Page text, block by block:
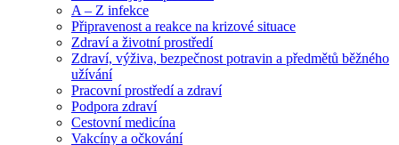
A – Z infekce
Připravenost a reakce na krizové situace
Zdraví a životní prostředí
Zdraví, výživa, bezpečnost potravin a předmětů běžného
užívání
Pracovní prostředí a zdraví
Podpora zdraví
Cestovní medicína
Vakcíny a očkování